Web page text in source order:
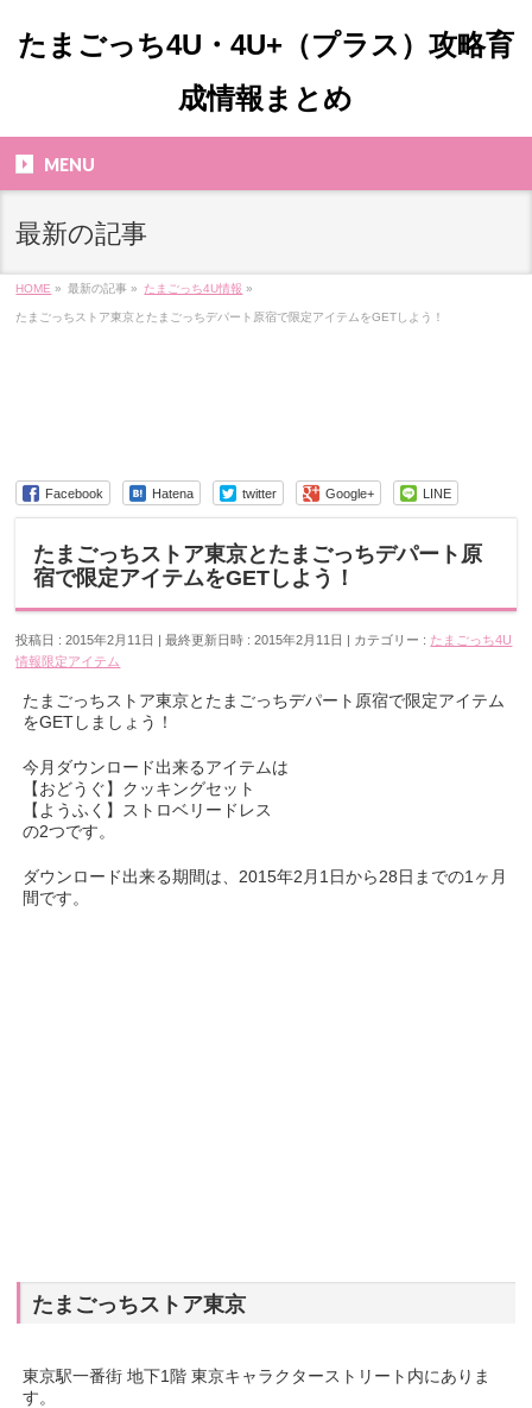
たまごっち4U・4U+（プラス）攻略育
成情報まとめ
MENU
最新の記事
HOME » 最新の記事 » たまごっち4U情報 »
たまごっちストア東京とたまごっちデパート原宿で限定アイテムをGETしよう！
Facebook Hatena twitter Google+ LINE
たまごっちストア東京とたまごっちデパート原
宿で限定アイテムをGETしよう！
投稿日 : 2015年2月11日 最終更新日時 : 2015年2月11日 カテゴリー : たまごっち4U
情報 限定アイテム
たまごっちストア東京とたまごっちデパート原宿で限定アイテム
をGETしましょう！
今月ダウンロード出来るアイテムは
【おどうぐ】クッキングセット
【ようふく】ストロベリードレス
の2つです。
ダウンロード出来る期間は、2015年2月1日から28日までの1ヶ月
間です。
たまごっちストア東京
東京駅一番街 地下1階 東京キャラクターストリート内にありま
す。